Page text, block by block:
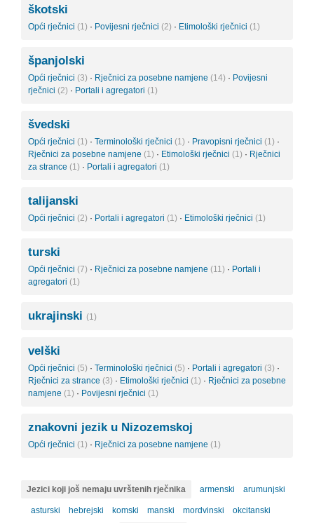
škotski
Opći rječnici (1) · Povijesni rječnici (2) · Etimološki rječnici (1)
španjolski
Opći rječnici (3) · Rječnici za posebne namjene (14) · Povijesni
rječnici (2) · Portali i agregatori (1)
švedski
Opći rječnici (1) · Terminološki rječnici (1) · Pravopisni rječnici (1) ·
Rječnici za posebne namjene (1) · Etimološki rječnici (1) · Rječnici
za strance (1) · Portali i agregatori (1)
talijanski
Opći rječnici (2) · Portali i agregatori (1) · Etimološki rječnici (1)
turski
Opći rječnici (7) · Rječnici za posebne namjene (11) · Portali i
agregatori (1)
ukrajinski (1)
velški
Opći rječnici (5) · Terminološki rječnici (5) · Portali i agregatori (3) ·
Rječnici za strance (3) · Etimološki rječnici (1) · Rječnici za posebne
namjene (1) · Povijesni rječnici (1)
znakovni jezik u Nizozemskoj
Opći rječnici (1) · Rječnici za posebne namjene (1)
Jezici koji još nemaju uvrštenih rječnika armenski arumunjski
asturski hebrejski komski manski mordvinski okcitanski